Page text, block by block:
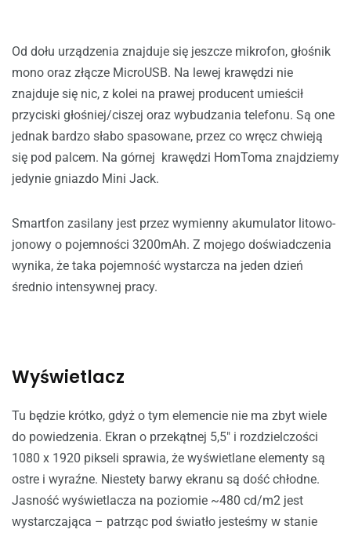
Od dołu urządzenia znajduje się jeszcze mikrofon, głośnik
mono oraz złącze MicroUSB. Na lewej krawędzi nie
znajduje się nic, z kolei na prawej producent umieścił
przyciski głośniej/ciszej oraz wybudzania telefonu. Są one
jednak bardzo słabo spasowane, przez co wręcz chwieją
się pod palcem. Na górnej krawędzi HomToma znajdziemy
jedynie gniazdo Mini Jack.
Smartfon zasilany jest przez wymienny akumulator litowo-
jonowy o pojemności 3200mAh. Z mojego doświadczenia
wynika, że taka pojemność wystarcza na jeden dzień
średnio intensywnej pracy.
Wyświetlacz
Tu będzie krótko, gdyż o tym elemencie nie ma zbyt wiele
do powiedzenia. Ekran o przekątnej 5,5″ i rozdzielczości
1080 x 1920 pikseli sprawia, że wyświetlane elementy są
ostre i wyraźne. Niestety barwy ekranu są dość chłodne.
Jasność wyświetlacza na poziomie ~480 cd/m2 jest
wystarczająca – patrząc pod światło jesteśmy w stanie